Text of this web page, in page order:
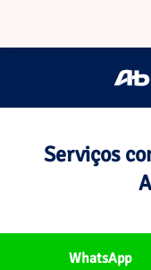
Serviços
WhatsApp